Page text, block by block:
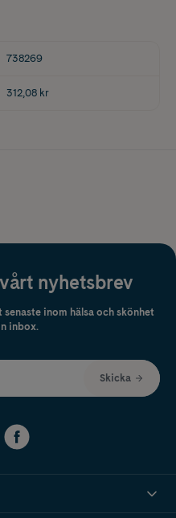
738269
312,08 kr
nyhetsbrev
inom hälsa och skönhet
inbox.
Skicka